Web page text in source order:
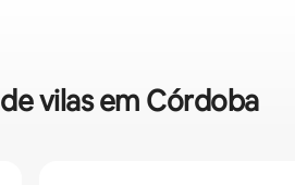
vilas em Córdoba